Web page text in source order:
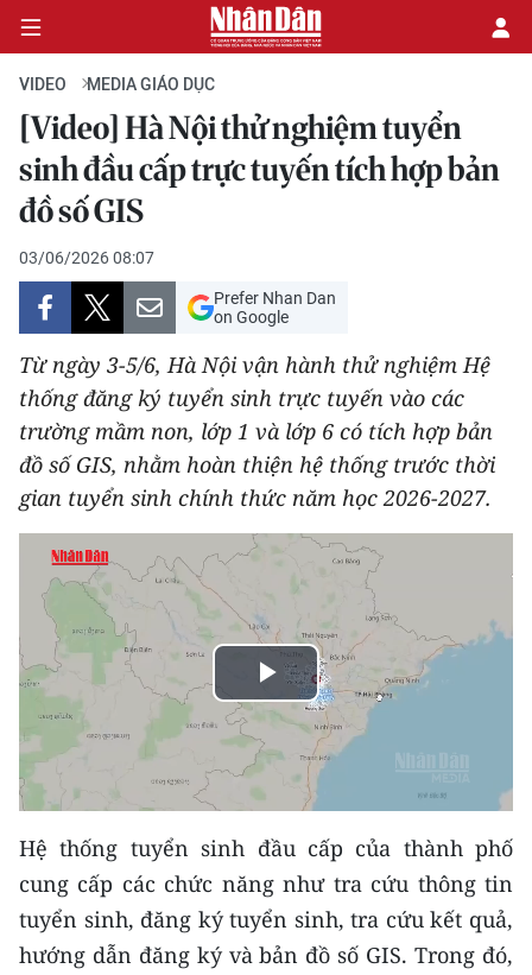
CHÍNH TRỊ
KINH TẾ
VĂN HÓA
XÃ HỘI
PHÁP LUẬT
DU LỊCH
THẾ GIỚI
THỂ THAO
GIÁO DỤC
Y TẾ
KHOA HỌC - CÔNG NGHỆ
MÔI TRƯỜNG
BẠN ĐỌC
KIỂM CHỨNG THÔNG TIN
TRI THỨC CHUYÊN SÂU
VIDEO MEDIA GIÁO DỤC
[Video] Hà Nội thử nghiệm tuyển
sinh đầu cấp trực tuyến tích hợp bản
đồ số GIS
03/06/2026 08:07
Prefer Nhan Dan
on Google
Từ ngày 3-5/6, Hà Nội vận hành thử nghiệm Hệ
thống đăng ký tuyển sinh trực tuyến vào các
trường mầm non, lớp 1 và lớp 6 có tích hợp bản
đồ số GIS, nhằm hoàn thiện hệ thống trước thời
gian tuyển sinh chính thức năm học 2026-2027.
Play
Video
Hệ thống tuyển sinh đầu cấp của thành phố
cung cấp các chức năng như tra cứu thông tin
tuyển sinh, đăng ký tuyển sinh, tra cứu kết quả,
hướng dẫn đăng ký và bản đồ số GIS. Trong đó,